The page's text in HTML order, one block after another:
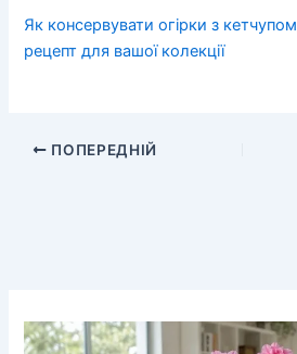
Як консервувати огірки з
рецепт для вашої колекції
ПОПЕРЕДНІЙ